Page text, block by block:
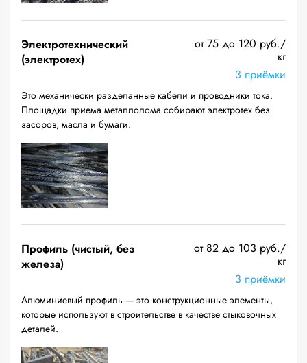
Электротехнический
(электротех)
от 75 до 120 руб./
кг
3 приёмки
Это механически разделанные кабели и проводники тока.
Площадки приема металлолома собирают электротех без
засоров, масла и бумаги.
Профиль (чистый, без
железа)
от 82 до 103 руб./
кг
3 приёмки
Алюминиевый профиль — это конструкционные элементы,
которые используют в строительстве в качестве стыковочных
деталей.